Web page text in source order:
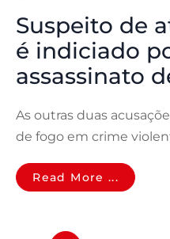
Suspeito de
é indiciado
assassinato
As outras duas
de fogo em crime
Read More ...